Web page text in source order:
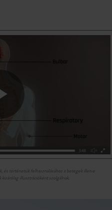
Play
Video
és történetük felhasználásához a betegek illetve
illusztrációként szolgálnak.